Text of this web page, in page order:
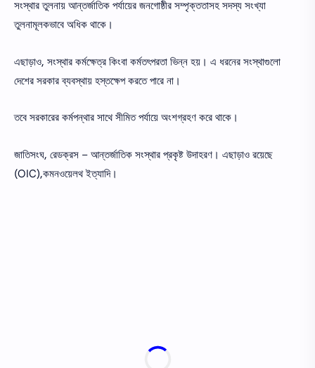
সংস্থার তুলনায় আন্তর্জাতিক পর্যায়ের জনগোষ্ঠীর সম্পৃক্ততাসহ সদস্য সংখ্যা
তুলনামূলকভাবে অধিক থাকে।
এছাড়াও, সংস্থার কর্মক্ষেত্র কিংবা কর্মতৎপরতা ভিন্ন হয়। এ ধরনের সংস্থাগুলো
দেশের সরকার ব্যবস্থায় হস্তক্ষেপ করতে পারে না।
তবে সরকারের কর্মপন্থার সাথে সীমিত পর্যায়ে অংশগ্রহণ করে থাকে।
জাতিসংঘ, রেডক্রস – আন্তর্জাতিক সংস্থার প্রকৃষ্ট উদাহরণ। এছাড়াও রয়েছে
(OIC),কমনওয়েলথ ইত্যাদি।